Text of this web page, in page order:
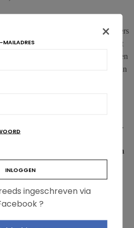
. Dat veroorzaakt immers
wanneer ze in contact komen met het
Het is daarom aan te raden
dun laagje as of het zichtbare vet van
aan te geven dat dit een goed idee is.
een uur voor het roosteren
vooral op basis van kruiden en
van PAK en glycotoxinen
voorkomen
polyfenolen. Gesuikerde
want daardoor
×
MAILADRES
ingeschreven via
?